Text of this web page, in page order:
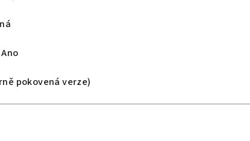
Ano
pokovená verze)